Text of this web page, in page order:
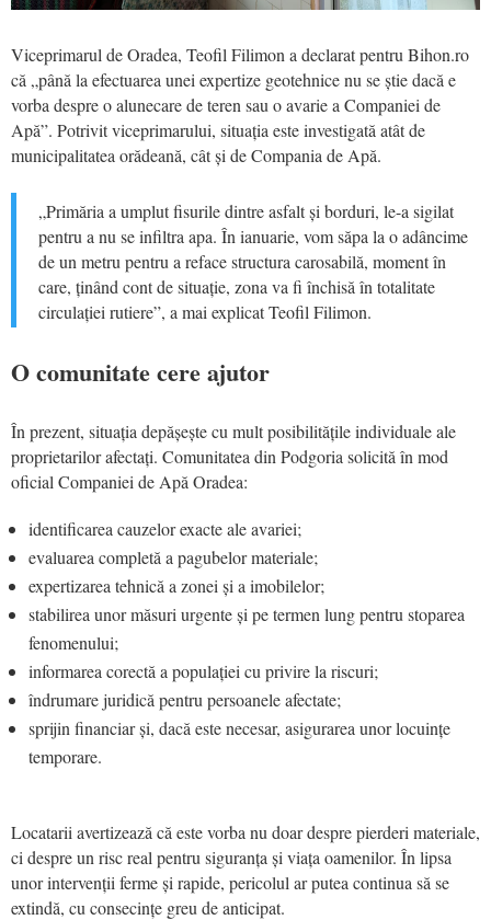
Viceprimarul de Oradea, Teofil Filimon a declarat pentru Bihon.ro
că „până la efectuarea unei expertize geotehnice nu se știe dacă e
vorba despre o alunecare de teren sau o avarie a Companiei de
Apă”. Potrivit viceprimarului, situația este investigată atât de
municipalitatea orădeană, cât și de Compania de Apă.
„Primăria a umplut fisurile dintre asfalt și borduri, le-a sigilat
pentru a nu se infiltra apa. În ianuarie, vom săpa la o adâncime
de un metru pentru a reface structura carosabilă, moment în
care, ținând cont de situație, zona va fi închisă în totalitate
circulației rutiere”, a mai explicat Teofil Filimon.
O comunitate cere ajutor
În prezent, situația depășește cu mult posibilitățile individuale ale
proprietarilor afectați. Comunitatea din Podgoria solicită în mod
oficial Companiei de Apă Oradea:
identificarea cauzelor exacte ale avariei;
evaluarea completă a pagubelor materiale;
expertizarea tehnică a zonei și a imobilelor;
stabilirea unor măsuri urgente și pe termen lung pentru stoparea
fenomenului;
informarea corectă a populației cu privire la riscuri;
îndrumare juridică pentru persoanele afectate;
sprijin financiar și, dacă este necesar, asigurarea unor locuințe
temporare.
Locatarii avertizează că este vorba nu doar despre pierderi materiale,
ci despre un risc real pentru siguranța și viața oamenilor. În lipsa
unor intervenții ferme și rapide, pericolul ar putea continua să se
extindă, cu consecințe greu de anticipat.